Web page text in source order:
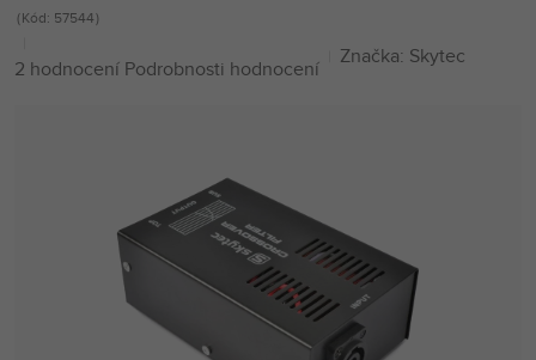
Kód: 57544
Průměrné
2 hodnocení Podrobnosti hodnocení
Značka: Skytec